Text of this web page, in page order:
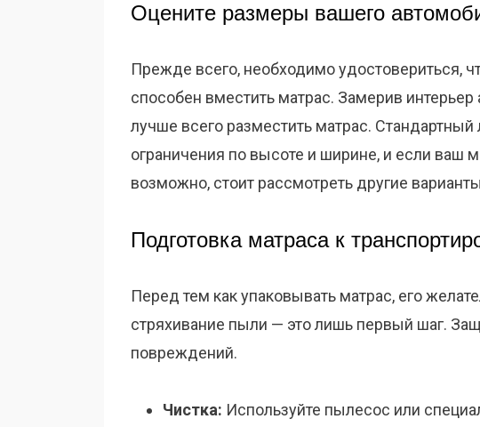
Оцените размеры вашего
Прежде всего, необходимо удостовериться,
способен вместить матрас. Замерив
лучше всего разместить матрас.
ограничения по высоте и ширине, и если ваш
возможно, стоит рассмотреть другие
Подготовка матраса к
Перед тем как упаковывать матрас, его
стряхивание пыли — это лишь первый шаг.
повреждений.
Чистка: Используйте пылесос или